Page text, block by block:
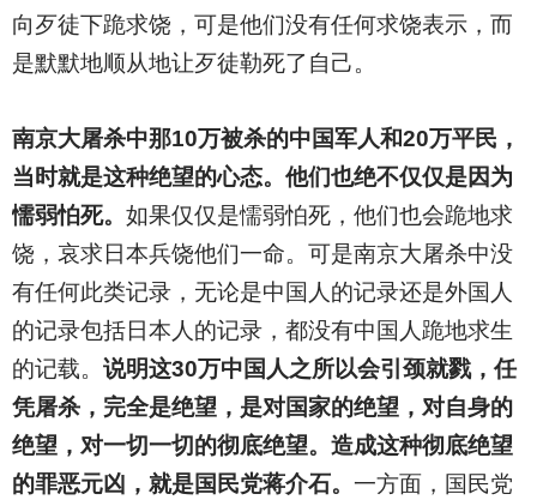
向歹徒下跪求饶，可是他们没有任何求饶表示，而
是默默地顺从地让歹徒勒死了自己。
南京大屠杀中那10万被杀的中国军人和20万平民，
当时就是这种绝望的心态。他们也绝不仅仅是因为
懦弱怕死。 如果仅仅是懦弱怕死，他们也会跪地求
饶，哀求日本兵饶他们一命。可是南京大屠杀中没
有任何此类记录，无论是中国人的记录还是外国人
的记录包括日本人的记录，都没有中国人跪地求生
的记载。 说明这30万中国人之所以会引颈就戮，任
凭屠杀，完全是绝望，是对国家的绝望，对自身的
绝望，对一切一切的彻底绝望。造成这种彻底绝望
的罪恶元凶，就是国民党蒋介石。 一方面，国民党